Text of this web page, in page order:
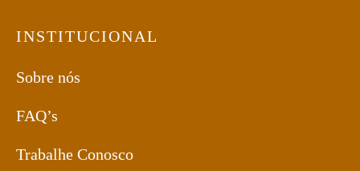
INSTITUCIONAL
Sobre nós
FAQ’s
Trabalhe Conosco